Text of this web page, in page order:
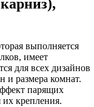
выполняется
имеет
для всех дизайнов
и размера комнат.
парящих
их крепления.